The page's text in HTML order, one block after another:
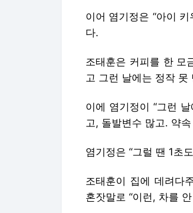
이어 염기정은 “아이
다.
조태훈은 커피를 한 모
고 그런 날에는 정작 못
이에 염기정이 “그런
고, 돌발변수 많고. 약
염기정은 “그럴 땐 1초
조태훈이 집에 데려다
혼잣말로 “이런, 차를